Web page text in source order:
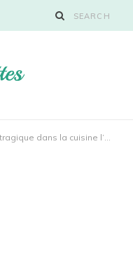
Sa blessure la plus tragique dans la cuisine l’a amené à être emmené aux urgences